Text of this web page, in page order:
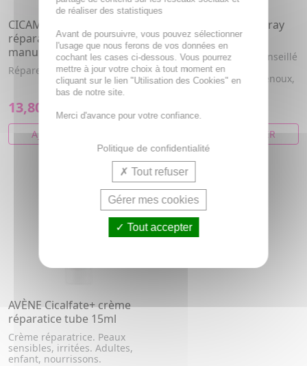
CICAMANUKA Crème
réparatrice miel de
manuka bio 40ml
Répare, assainit et apaise
13,80€
AJOUTER AU PANIER
URGO Pansement spray
flacon spray 40ml
Pansement invisible, conseillé
pour les parties en
mouvement (coudes, genoux,
13,09€
AJOUTER AU PANIER
AVÈNE Cicalfate+ crème
réparatice tube 15ml
Crème réparatrice. Peaux
sensibles, irritées. Adultes,
enfant, nourrissons.
de réaliser des statistiques
Avant de poursuivre, vous pouvez sélectionner
l'usage que nous ferons de vos données en
cochant les cases ci-dessous. Vous pourrez
mettre à jour votre choix à tout moment en
cliquant sur le lien "Utilisation des Cookies" en
bas de notre site.
Merci d'avance pour votre confiance.
Politique de confidentialité
Tout refuser
Gérer mes cookies
Tout accepter